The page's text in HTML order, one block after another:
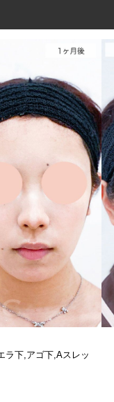
ラ下,アゴ下,Aスレッ